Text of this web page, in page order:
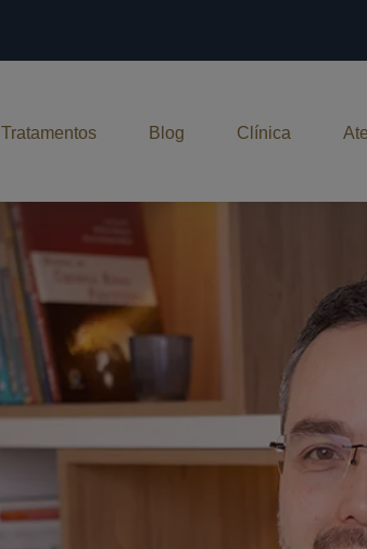
Tratamentos Blog Clínica